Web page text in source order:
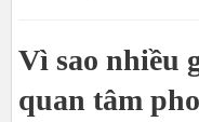
Vì sao nhiều
quan tâm